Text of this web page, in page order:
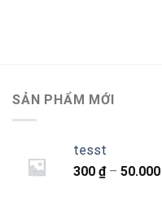
SẢN PHẨM MỚI
tesst
300 ₫ – 50.000